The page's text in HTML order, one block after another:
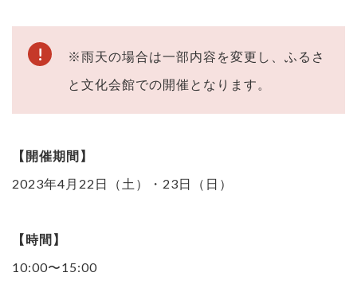
※雨天の場合は一部内容を変更し、ふるさ
と文化会館での開催となります。
【開催期間】
2023年4月22日（土）・23日（日）
【時間】
10:00〜15:00